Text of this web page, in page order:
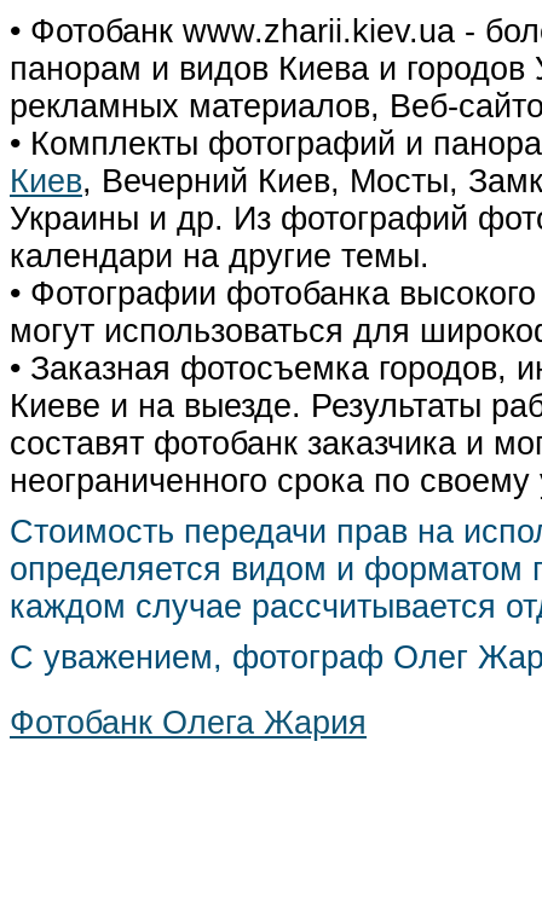
• Фотобанк www.zharii.kiev.ua -
панорам и видов Киева и городов
рекламных материалов, Веб-
• Комплекты фотографий и
Киев, Вечерний Киев, Мосты,
Украины и др. Из фотографий
календари на другие темы.
• Фотографии фотобанка
могут использоваться для
• Заказная фотосъемка городов,
Киеве и на выезде. Результаты
составят фотобанк заказчика и
неограниченного срока по
Стоимость передачи прав на
определяется видом и форматом
каждом случае рассчитывается
С уважением, фотограф Олег
Фотобанк Олега Жария